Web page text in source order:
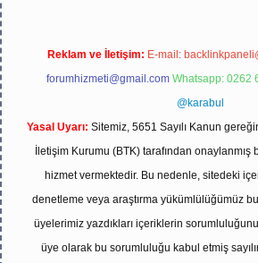
Reklam ve İletişim: E-mail:
forumhizmeti@gmail.com Whatsapp: 0262
@karabul
Yasal Uyarı: Sitemiz, 5651 Sayılı Kanun
İletişim Kurumu (BTK) tarafından onaylanmış
hizmet vermektedir. Bu nedenle, sitedeki
denetleme veya araştırma yükümlülüğümüz
üyelerimiz yazdıkları içeriklerin
üye olarak bu sorumluluğu kabul etmiş